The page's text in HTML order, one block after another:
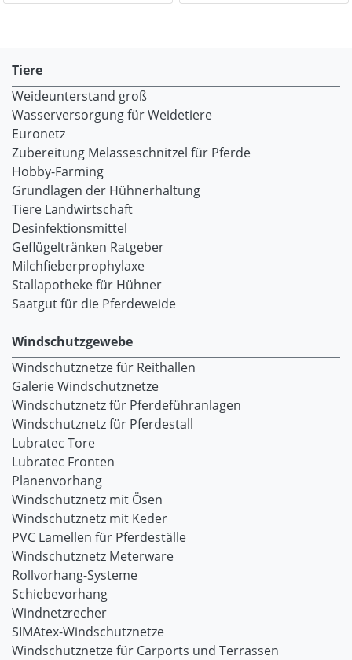
Tiere
Weideunterstand groß
Wasserversorgung für Weidetiere
Euronetz
Zubereitung Melasseschnitzel für Pferde
Hobby-Farming
Grundlagen der Hühnerhaltung
Tiere Landwirtschaft
Desinfektionsmittel
Geflügeltränken Ratgeber
Milchfieberprophylaxe
Stallapotheke für Hühner
Saatgut für die Pferdeweide
Windschutzgewebe
Windschutznetze für Reithallen
Galerie Windschutznetze
Windschutznetz für Pferdeführanlagen
Windschutznetz für Pferdestall
Lubratec Tore
Lubratec Fronten
Planenvorhang
Windschutznetz mit Ösen
Windschutznetz mit Keder
PVC Lamellen für Pferdeställe
Windschutznetz Meterware
Rollvorhang-Systeme
Schiebevorhang
Windnetzrecher
SIMAtex-Windschutznetze
Windschutznetze für Carports und Terrassen